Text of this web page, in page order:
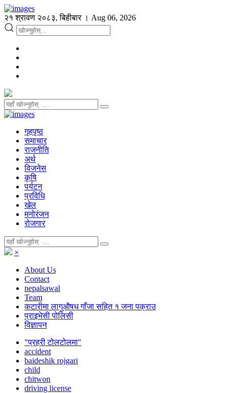
२१ श्रावण २०८३, बिहीबार । Aug 06, 2026
गृहपृष्ठ
समाचार
राजनीति
अर्थ
विजनेस
कृषि
पर्यटन
प्रविधि
खेल
मनोरंजन
रोजगार
×
About Us
Contact
nepalsawal
Team
कटारीमा लागुऔषध गाँजा सहित १ जना पक्राउ
प्राइभेसी पोलिसी
विज्ञापन
"प्रहरी टोलटोलमा"
accident
baideshik rojgari
child
chitwon
driving license